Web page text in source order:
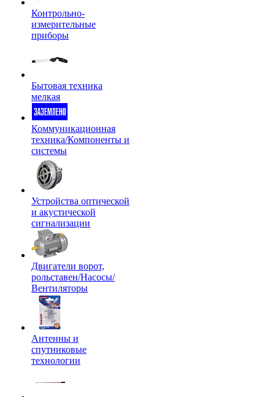
Контрольно-
измерительные
приборы
Бытовая техника
мелкая
Коммуникационная
техника/Компоненты и
системы
Устройства оптической
и акустической
сигнализации
Двигатели ворот,
рольставен/Насосы/
Вентиляторы
Антенны и
спутниковые
технологии